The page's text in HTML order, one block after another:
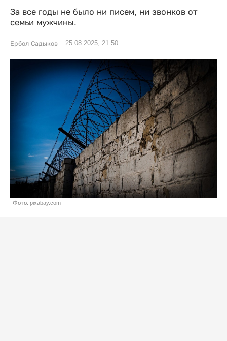
За все годы не было ни писем, ни звонков от
семьи мужчины.
Ербол Садыков 25.08.2025, 21:50
Фото: pixabay.com